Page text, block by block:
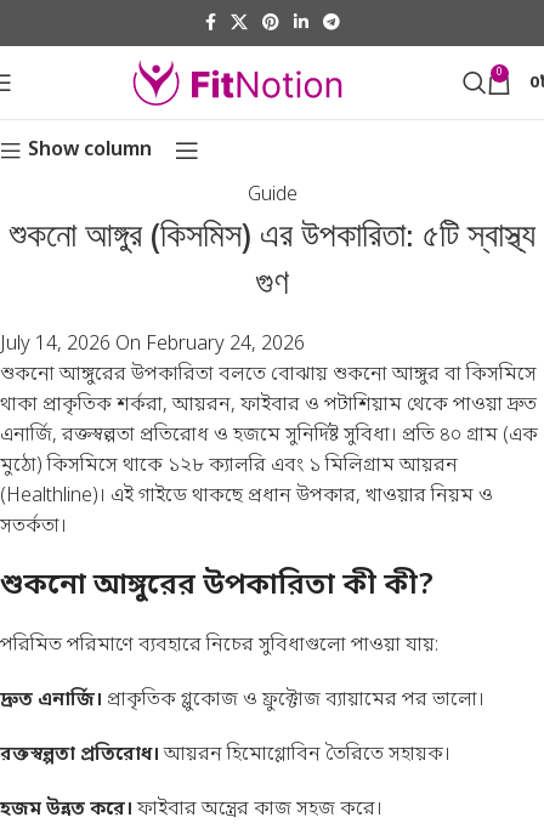
0 0
Show column
Guide
শুকনো আঙ্গুর (কিসমিস) এর উপকারিতা: ৫টি স্বাস্থ্য
গুণ
July 14, 2026 On February 24, 2026
শুকনো আঙ্গুরের উপকারিতা বলতে বোঝায় শুকনো আঙ্গুর বা কিসমিসে
থাকা প্রাকৃতিক শর্করা, আয়রন, ফাইবার ও পটাশিয়াম থেকে পাওয়া দ্রুত
এনার্জি, রক্তস্বল্পতা প্রতিরোধ ও হজমে সুনির্দিষ্ট সুবিধা। প্রতি ৪০ গ্রাম (এক
মুঠো) কিসমিসে থাকে ১২৮ ক্যালরি এবং ১ মিলিগ্রাম আয়রন
(Healthline)। এই গাইডে থাকছে প্রধান উপকার, খাওয়ার নিয়ম ও
সতর্কতা।
শুকনো আঙ্গুরের উপকারিতা কী কী?
পরিমিত পরিমাণে ব্যবহারে নিচের সুবিধাগুলো পাওয়া যায়:
দ্রুত এনার্জি। প্রাকৃতিক গ্লুকোজ ও ফ্রুক্টোজ ব্যায়ামের পর ভালো।
রক্তস্বল্পতা প্রতিরোধ।আয়রন হিমোগ্লোবিন তৈরিতে সহায়ক।
হজম উন্নত করে।ফাইবার অন্ত্রের কাজ সহজ করে।